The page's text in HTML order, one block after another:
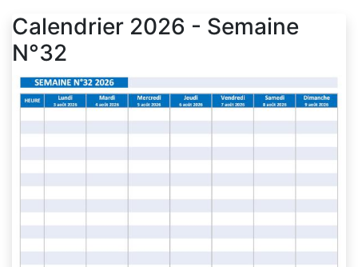
Calendrier 2026 - Semaine
N°32